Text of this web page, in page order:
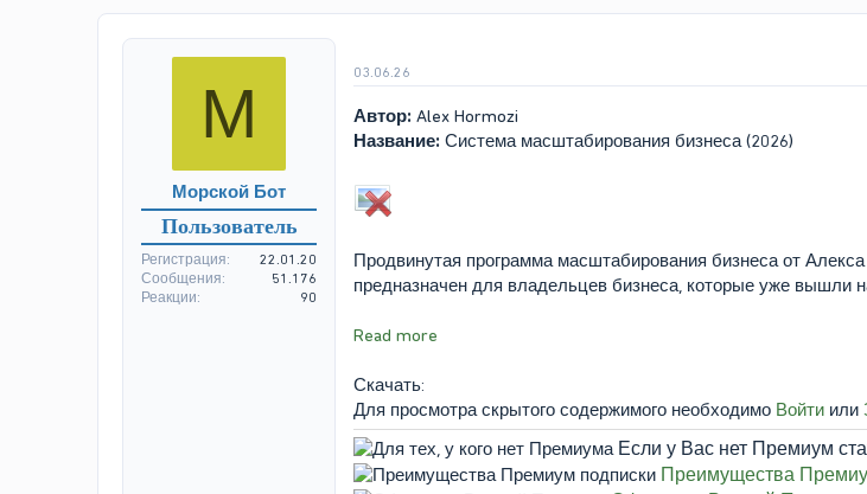
о
р
а
н
М
Морской Бот
Пользователь
Регистрация
22.01.20
Сообщения
51.176
Реакции
90
03.06.26
Автор: Alex Hormozi
Название: Система масштабирования бизнеса (2026)
Продвинутая программа масштабирования бизнеса от
предназначен для владельцев бизнеса, которые уже вышли
Read more
Скачать:
Для просмотра скрытого содержимого необходимо Войти или
Если у Вас нет Премиум
Преимущества